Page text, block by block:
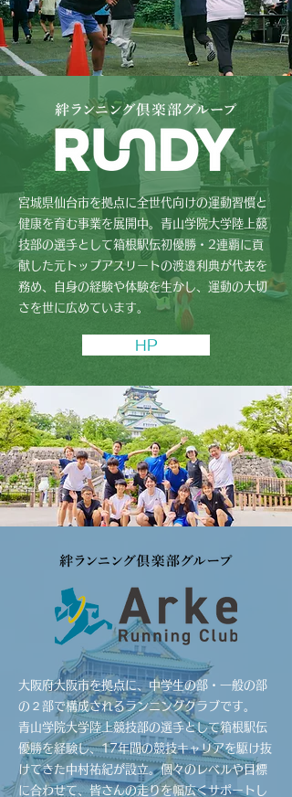
宮城県仙台市を拠点に全世代向けの運動習慣と
健康を育む事業を展開中。青山学院大学陸上競
技部の選手として箱根駅伝初優勝・2連覇に貢
献した元トップアスリートの渡邉利典が代表を
務め、自身の経験や体験を生かし、運動の大切
さを世に広めています。
HP
大阪府大阪市を拠点に、中学生の部・一般の部
の２部で構成されるランニングクラブです。
青山学院大学陸上競技部の選手として箱根駅伝
優勝を経験し、17年間の競技キャリアを駆け抜
けてきた中村祐紀が設立。個々のレベルや目標
に合わせて、皆さんの走りを幅広くサポートし